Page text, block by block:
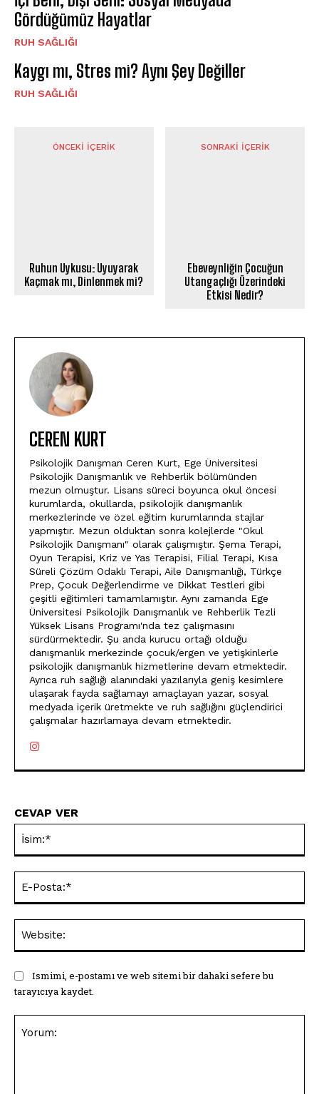
Gördüğümüz Hayatlar
⁠RUH SAĞLIĞI
Kaygı mı, Stres mi? Aynı Şey Değiller
⁠RUH SAĞLIĞI
ÖNCEKI İÇERIK
Ruhun Uykusu: Uyuyarak
Kaçmak mı, Dinlenmek mi?
SONRAKI İÇERIK
Ebeveynliğin Çocuğun
Utangaçlığı Üzerindeki
Etkisi Nedir?
CEREN KURT
Psikolojik Danışman Ceren Kurt, Ege Üniversitesi
Psikolojik Danışmanlık ve Rehberlik bölümünden
mezun olmuştur. Lisans süreci boyunca okul öncesi
kurumlarda, okullarda, psikolojik danışmanlık
merkezlerinde ve özel eğitim kurumlarında stajlar
yapmıştır. Mezun olduktan sonra kolejlerde "Okul
Psikolojik Danışmanı" olarak çalışmıştır. Şema Terapi,
Oyun Terapisi, Kriz ve Yas Terapisi, Filial Terapi, Kısa
Süreli Çözüm Odaklı Terapi, Aile Danışmanlığı, Türkçe
Prep, Çocuk Değerlendirme ve Dikkat Testleri gibi
çeşitli eğitimleri tamamlamıştır. Aynı zamanda Ege
Üniversitesi Psikolojik Danışmanlık ve Rehberlik Tezli
Yüksek Lisans Programı'nda tez çalışmasını
sürdürmektedir. Şu anda kurucu ortağı olduğu
danışmanlık merkezinde çocuk/ergen ve yetişkinlerle
psikolojik danışmanlık hizmetlerine devam etmektedir.
Ayrıca ruh sağlığı alanındaki yazılarıyla geniş kesimlere
ulaşarak fayda sağlamayı amaçlayan yazar, sosyal
medyada içerik üretmekte ve ruh sağlığını güçlendirici
çalışmalar hazırlamaya devam etmektedir.
CEVAP VER
Ismimi, e-postamı ve web sitemi bir dahaki sefere bu
tarayıcıya kaydet.